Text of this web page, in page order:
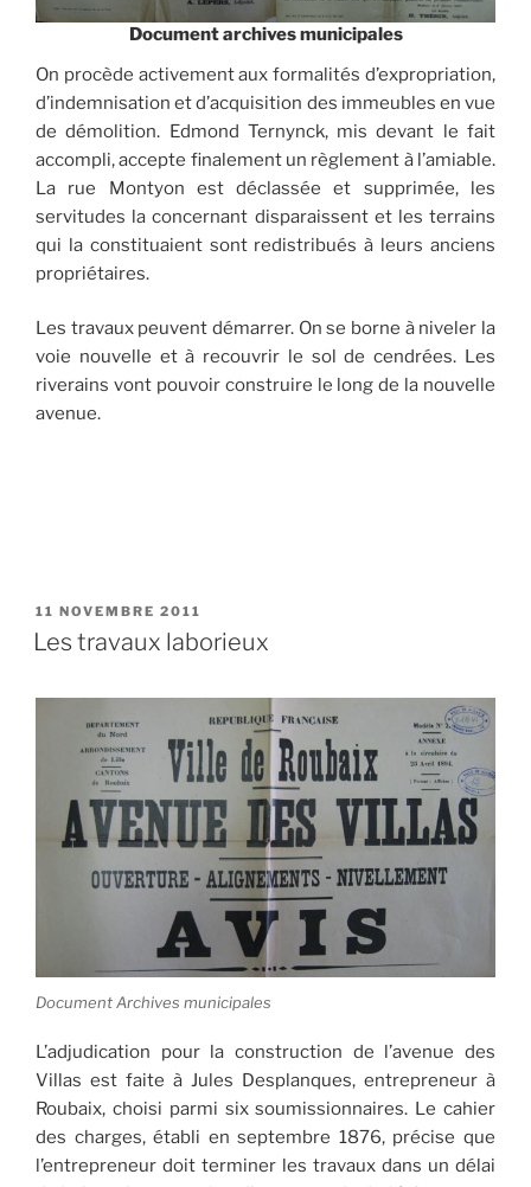
Document archives municipales
On procède activement aux formalités d’expropriation,
d’indemnisation et d’acquisition des immeubles en vue
de démolition. Edmond Ternynck, mis devant le fait
accompli, accepte finalement un règlement à l’amiable.
La rue Montyon est déclassée et supprimée, les
servitudes la concernant disparaissent et les terrains
qui la constituaient sont redistribués à leurs anciens
propriétaires.
Les travaux peuvent démarrer. On se borne à niveler la
voie nouvelle et à recouvrir le sol de cendrées. Les
riverains vont pouvoir construire le long de la nouvelle
avenue.
PUBLIÉ
LE
11 NOVEMBRE 2011
Les travaux laborieux
Document Archives municipales
L’adjudication pour la construction de l’avenue des
Villas est faite à Jules Desplanques, entrepreneur à
Roubaix, choisi parmi six soumissionnaires. Le cahier
des charges, établi en septembre 1876, précise que
l’entrepreneur doit terminer les travaux dans un délai